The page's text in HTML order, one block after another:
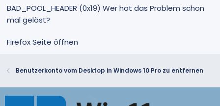
BAD_POOL_HEADER (0x19) Wer hat das Problem schon
mal gelöst?
Firefox Seite öffnen
Benutzerkonto vom Desktop in Windows 10 Pro zu entfernen